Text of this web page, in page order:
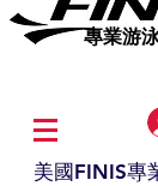
專業​游
美國FINIS專